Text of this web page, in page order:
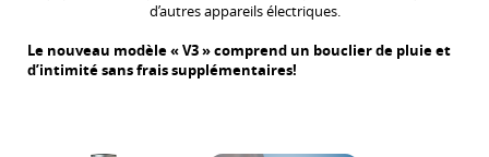
d’autres appareils électriques.
Le nouveau modèle « V3 » comprend un bouclier de pluie et
d’intimité sans frais supplémentaires!